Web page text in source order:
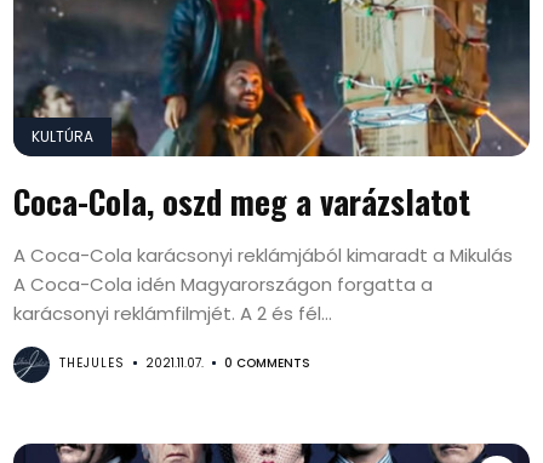
KULTÚRA
Coca-Cola, oszd meg a varázslatot
A Coca-Cola karácsonyi reklámjából kimaradt a Mikulás
A Coca-Cola idén Magyarországon forgatta a
karácsonyi reklámfilmjét. A 2 és fél...
THEJULES 2021.11.07. 0 COMMENTS